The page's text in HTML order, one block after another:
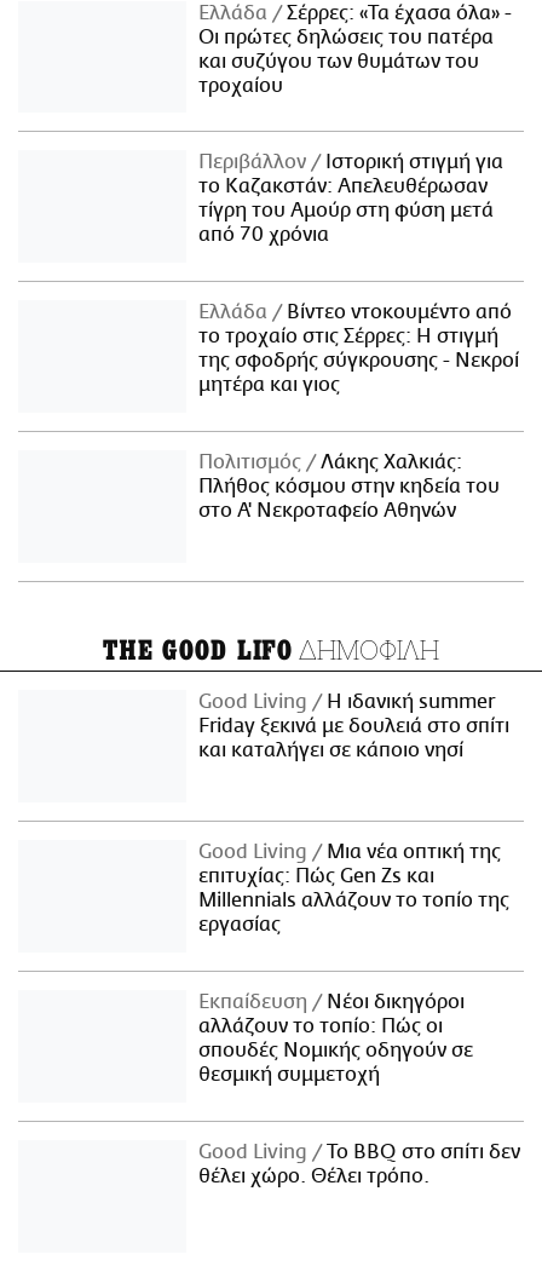
Ελλάδα
Σέρρες: «Τα έχασα όλα» -
Οι πρώτες δηλώσεις του πατέρα
και συζύγου των θυμάτων του
τροχαίου
Περιβάλλον
Ιστορική στιγμή για
το Καζακστάν: Απελευθέρωσαν
τίγρη του Αμούρ στη φύση μετά
από 70 χρόνια
Ελλάδα
Βίντεο ντοκουμέντο από
το τροχαίο στις Σέρρες: Η στιγμή
της σφοδρής σύγκρουσης - Νεκροί
μητέρα και γιος
Πολιτισμός
Λάκης Χαλκιάς:
Πλήθος κόσμου στην κηδεία του
στο Α' Νεκροταφείο Αθηνών
THE GOOD LIFO ΔΗΜΟΦΙΛΗ
Good Living
Η ιδανική summer
Friday ξεκινά με δουλειά στο σπίτι
και καταλήγει σε κάποιο νησί
Good Living
Μια νέα οπτική της
επιτυχίας: Πώς Gen Zs και
Millennials αλλάζουν το τοπίο της
εργασίας
Εκπαίδευση
Νέοι δικηγόροι
αλλάζουν το τοπίο: Πώς οι
σπουδές Νομικής οδηγούν σε
θεσμική συμμετοχή
Good Living
Το BBQ στο σπίτι δεν
θέλει χώρο. Θέλει τρόπο.